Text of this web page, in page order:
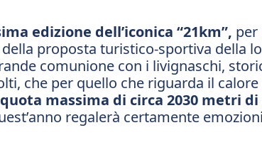
edizione dell’iconica “21km”, per
proposta turistico-sportiva della
comunione con i livignaschi,
che per quello che riguarda il calore
massima di circa 2030 metri
regalerà certamente